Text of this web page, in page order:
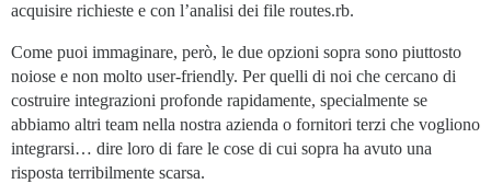
acquisire richieste e con l’analisi dei file routes.rb.
Come puoi immaginare, però, le due opzioni sopra sono piuttosto
noiose e non molto user-friendly. Per quelli di noi che cercano di
costruire integrazioni profonde rapidamente, specialmente se
abbiamo altri team nella nostra azienda o fornitori terzi che vogliono
integrarsi… dire loro di fare le cose di cui sopra ha avuto una
risposta terribilmente scarsa.